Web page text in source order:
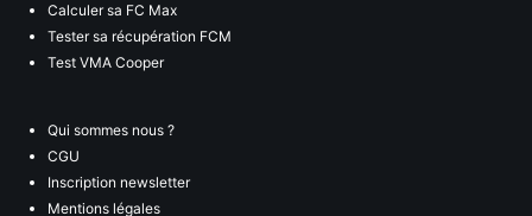
Calculer sa FC Max
Tester sa récupération FCM
Test VMA Cooper
Qui sommes nous ?
CGU
Inscription newsletter
Mentions légales